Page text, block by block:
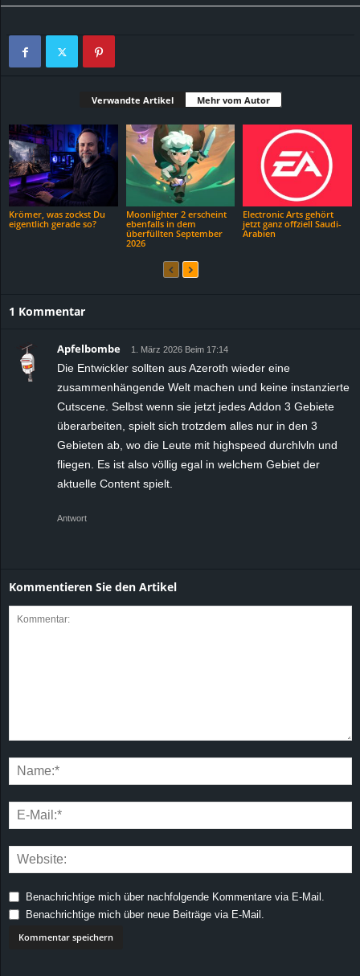
Verwandte Artikel Mehr vom Autor
Krömer, was zockst Du
eigentlich gerade so?
Moonlighter 2 erscheint
ebenfalls in dem
überfüllten September
2026
Electronic Arts gehört
jetzt ganz offziell Saudi-
Arabien
1 Kommentar
Apfelbombe 1. März 2026 Beim 17:14
Die Entwickler sollten aus Azeroth wieder eine
zusammenhängende Welt machen und keine instanzierte
Cutscene. Selbst wenn sie jetzt jedes Addon 3 Gebiete
überarbeiten, spielt sich trotzdem alles nur in den 3
Gebieten ab, wo die Leute mit highspeed durchlvln und
fliegen. Es ist also völlig egal in welchem Gebiet der
aktuelle Content spielt.
Antwort
Kommentieren Sie den Artikel
Benachrichtige mich über nachfolgende Kommentare via E-Mail.
Benachrichtige mich über neue Beiträge via E-Mail.